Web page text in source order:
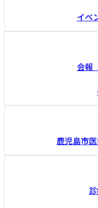
イベ
会報
鹿児島市